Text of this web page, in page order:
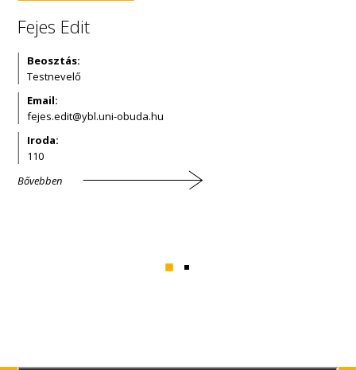
Fejes Edit
Beosztás:
Testnevelő
Email:
Iroda:
110
Bővebben